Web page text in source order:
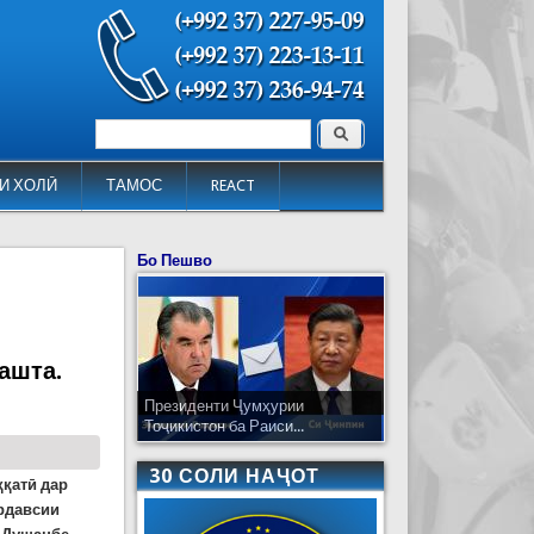
ХОЛӢ ТАМОС REACT
Форма поиска Поиск
дар
Бо Пешво
Президенти Ҷумҳурии
Тоҷикистон ба Раиси...
30 СОЛИ НАҶОТ